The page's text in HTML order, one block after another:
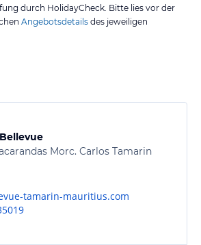
durch HolidayCheck. Bitte lies vor der
Angebotsdetails des jeweiligen
Morc. Carlos Tamarin
tamarin-mauritius.com